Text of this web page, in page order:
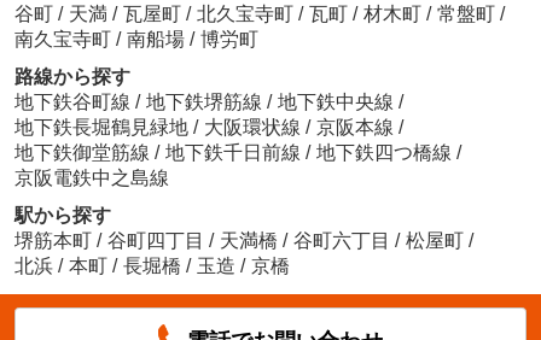
谷町 / 天満 / 瓦屋町 / 北久宝寺町 / 瓦町 / 材木町 / 常盤町 /
南久宝寺町 / 南船場 / 博労町
路線から探す
地下鉄谷町線 / 地下鉄堺筋線 / 地下鉄中央線 /
地下鉄長堀鶴見緑地 / 大阪環状線 / 京阪本線 /
地下鉄御堂筋線 / 地下鉄千日前線 / 地下鉄四つ橋線 /
京阪電鉄中之島線
駅から探す
堺筋本町 / 谷町四丁目 / 天満橋 / 谷町六丁目 / 松屋町 /
北浜 / 本町 / 長堀橋 / 玉造 / 京橋